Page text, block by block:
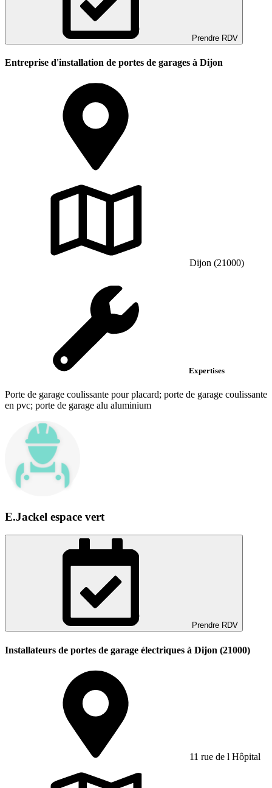
Prendre RDV
Entreprise d'installation de portes de garages à Dijon
Dijon (21000)
Expertises
Porte de garage coulissante pour placard; porte de garage coulissante
en pvc; porte de garage alu aluminium
E.Jackel espace vert
Prendre RDV
Installateurs de portes de garage électriques à Dijon (21000)
11 rue de l Hôpital